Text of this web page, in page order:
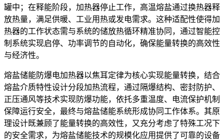
罐中；在释能阶段，加热器停止工作，高温熔盐通过换热器释
放热量，满足供暖、工业用热或发电需求。这种适配性使得加
热器的工作状态需与系统的储放热循环精准协同，通过智能控
制系统实现启停、功率调节的自动化，确保能量转换的高效性
与经济性。
熔盐储能防爆电加热器以焦耳定律为核心实现能量转换，结合
熔盐介质特性设计分段加热流程，通过隔爆结构、密封防护、
正压通风等技术实现防爆功能，依托多重温度、电流保护机制
保障运行安全，最终与熔盐储能系统形成协同工作体系。其原
理设计既兼顾了能量转换的高效性，又充分考虑了特殊工况下
的安全需求，为熔盐储能技术的规模化应用提供了可靠的设备